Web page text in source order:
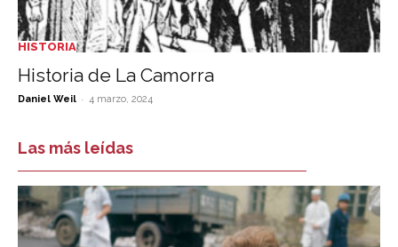
HISTORIA
Historia de La Camorra
Daniel Weil - 4 marzo, 2024
Las más leídas